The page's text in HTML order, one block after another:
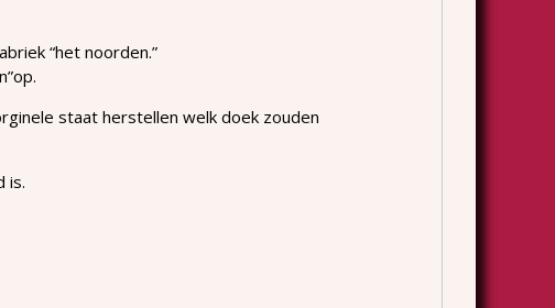
“het noorden.”
staat herstellen welk doek zouden
is.